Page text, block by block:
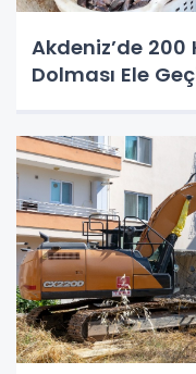
Akdeniz’de
Dolması Ele